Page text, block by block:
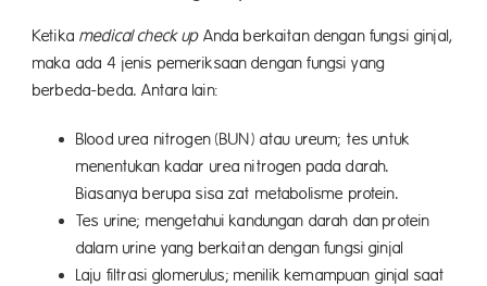
Ketikamedical check upAnda berkaitan dengan fungsi ginjal,
maka ada 4 jenis pemeriksaan dengan fungsi yang
berbeda-beda. Antara lain:
Blood urea nitrogen (BUN) atau ureum; tes untuk
menentukan kadar urea nitrogen pada darah.
Biasanya berupa sisa zat metabolisme protein.
Tes urine; mengetahui kandungan darah dan protein
dalam urine yang berkaitan dengan fungsi ginjal
Laju filtrasi glomerulus; menilik kemampuan ginjal saat